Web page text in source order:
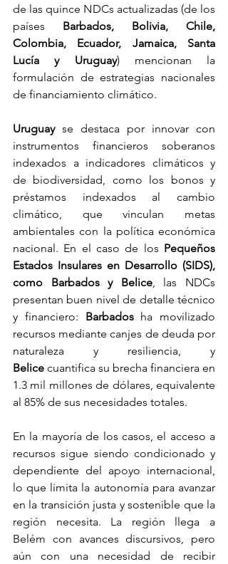
de las quince NDCs actualizadas (de los
países Barbados, Bolivia, Chile,
Colombia, Ecuador, Jamaica, Santa
Lucía y Uruguay) mencionan la
formulación de estrategias nacionales
de financiamiento climático.
Uruguay se destaca por innovar con
instrumentos financieros soberanos
indexados a indicadores climáticos y
de biodiversidad, como los bonos y
préstamos indexados al cambio
climático, que vinculan metas
ambientales con la política económica
nacional. En el caso de los Pequeños
Estados Insulares en Desarrollo (SIDS),
como Barbados y Belice, las NDCs
presentan buen nivel de detalle técnico
y financiero: Barbados ha movilizado
recursos mediante canjes de deuda por
Belice cuantifica su brecha financiera en
1.3 mil millones de dólares, equivalente
al 85% de sus necesidades totales.
En la mayoría de los casos, el acceso a
recursos sigue siendo condicionado y
dependiente del apoyo internacional,
lo que limita la autonomía para avanzar
en la transición justa y sostenible que la
región necesita. La región llega a
Belém con avances discursivos, pero
aún con una necesidad de recibir